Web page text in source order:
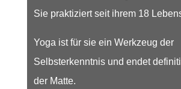
Sie praktiziert seit ihrem 18
Yoga ist für sie ein Werkzeug der
Selbsterkenntnis und endet
der Matte.